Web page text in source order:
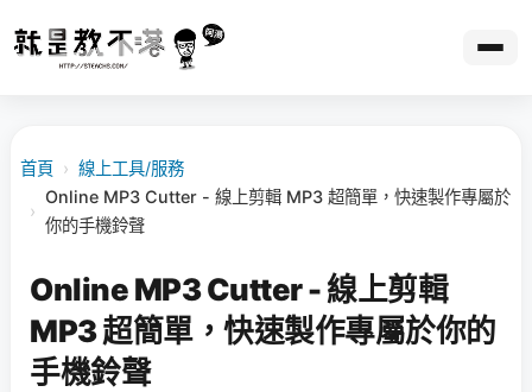
首頁 › 線上工具/服務
›
Online MP3 Cutter - 線上剪輯 MP3 超簡單，快速製作專屬於
你的手機鈴聲
Online MP3 Cutter - 線上剪輯
MP3 超簡單，快速製作專屬於你的
手機鈴聲